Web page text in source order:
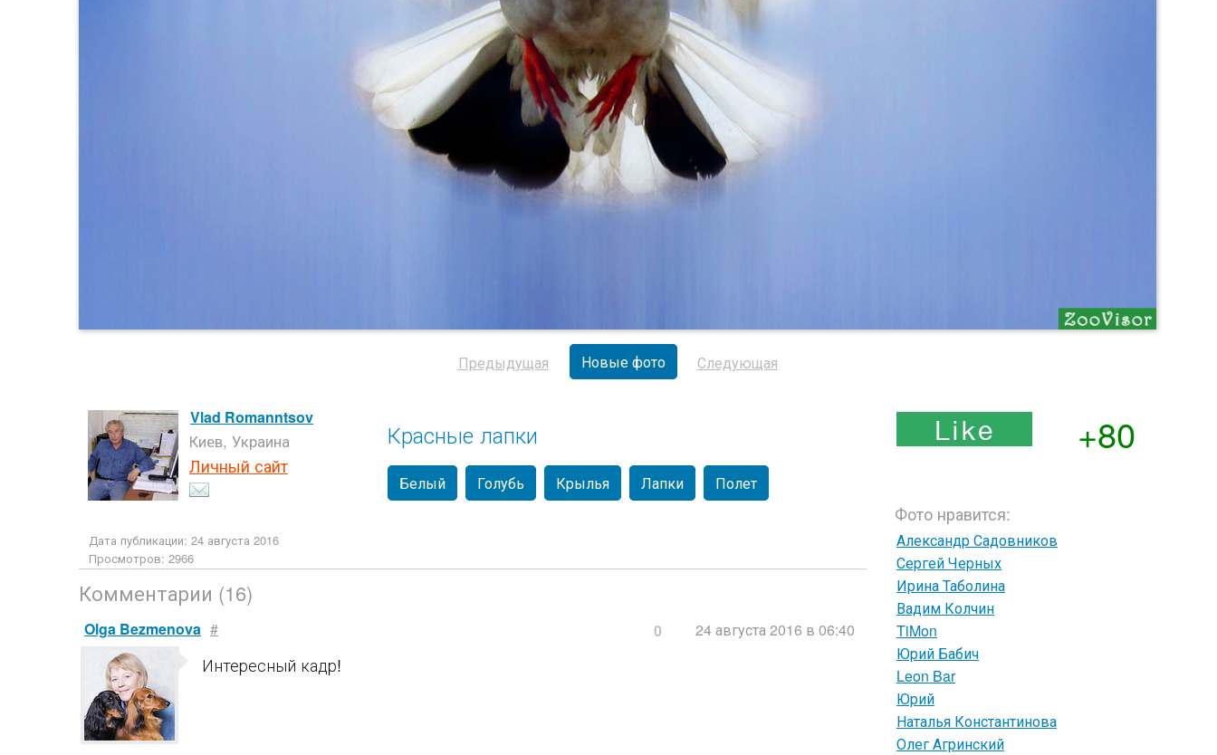
Предыдущая Новые фото Следующая
Vlad Romanntsov
Киев, Украина
Личный сайт
Красные лапки
Белый Голубь Крылья Лапки Полет
Дата публикации: 24 августа 2016
Просмотров: 2966
+80
Фото нравится:
Александр Садовников
Сергей Черных
Ирина Таболина
Вадим Колчин
TiMon
Юрий Бабич
Leon Bar
Юрий
Наталья Константинова
Олег Агринский
Комментарии (16)
Olga Bezmenova # 24 августа 2016 в 06:40
0
Интересный кадр!